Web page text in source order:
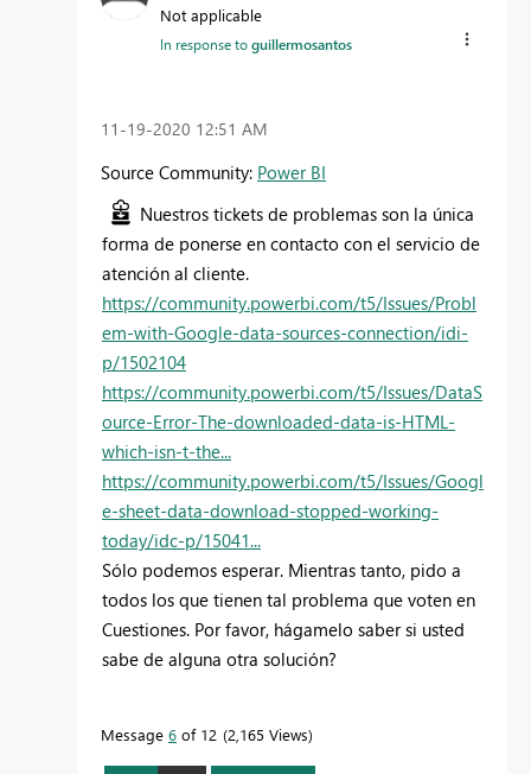
Not applicable
In response toguillermosantos
‎11-19-2020 12:51 AM
Source Community: Power BI
Nuestros tickets de problemas son la única
forma de ponerse en contacto con el servicio de
atención al cliente.
https://community.powerbi.com/t5/Issues/Probl
em-with-Google-data-sources-connection/idi-
p/1502104
https://community.powerbi.com/t5/Issues/DataS
ource-Error-The-downloaded-data-is-HTML-
which-isn-t-the...
https://community.powerbi.com/t5/Issues/Googl
e-sheet-data-download-stopped-working-
today/idc-p/15041...
Sólo podemos esperar. Mientras tanto, pido a
todos los que tienen tal problema que voten en
Cuestiones. Por favor, hágamelo saber si usted
sabe de alguna otra solución?
Message 6 of 12 2,165 Views